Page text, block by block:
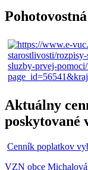
Aktuálny
poskytované
Cenník poplatkov
VZN obce